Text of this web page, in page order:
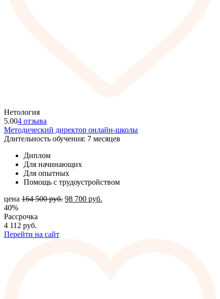
Нетология
5.004 отзыва
Методический директор онлайн-школы
Длительность обучения: 7 месяцев
Диплом
Для начинающих
Для опытных
Помощь с трудоустройством
цена 164 500руб. 98 700 руб.
40%
Рассрочка
4 112 руб.
Перейти на сайт